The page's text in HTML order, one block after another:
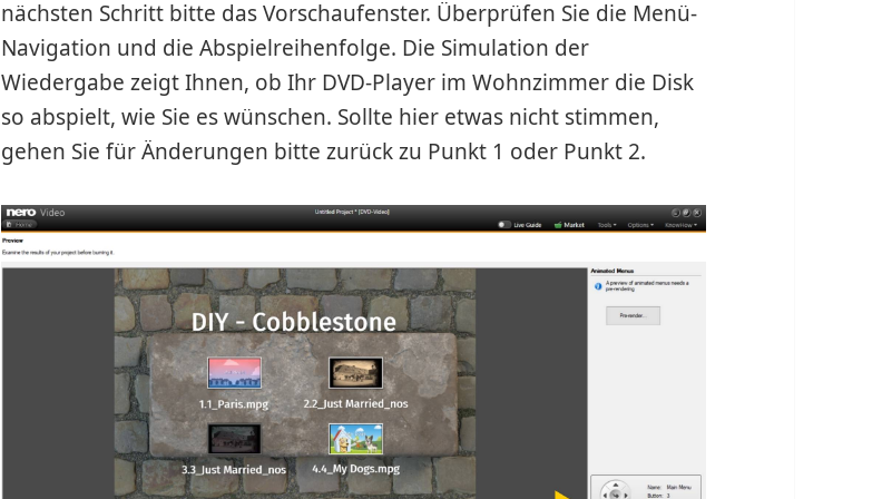
nächsten Schritt bitte das Vorschaufenster. Überprüfen Sie die Menü-
Navigation und die Abspielreihenfolge. Die Simulation der
Wiedergabe zeigt Ihnen, ob Ihr DVD-Player im Wohnzimmer die Disk
so abspielt, wie Sie es wünschen. Sollte hier etwas nicht stimmen,
gehen Sie für Änderungen bitte zurück zu Punkt 1 oder Punkt 2.